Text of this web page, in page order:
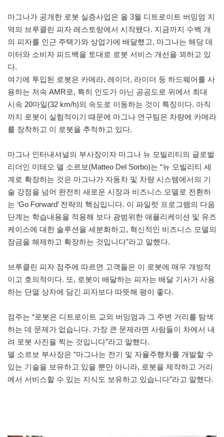
마그나가 공개한 로봇 실증사업은 올 3월 디트로이트 버밍엄 지
역의 브루클린 피자 레스토랑에서 시작됐다. 지금까지 수백 개
의 피자를 인근 주택가와 상업가에 배달했고, 마그나는 해당 데
이터와 소비자 피드백을 토대로 로봇 서비스 개선을 꾀하고 있
다.
여기에 투입된 로봇은 카메라, 레이더, 라이더 등 하드웨어를 사
용하는 저속 AMR로, 특히 인도가 아닌 공공도로 위에서 최대
시속 20마일(32 km/h)의 속도로 이동하는 것이 특징이다. 아직
까지 로봇이 실험적이기 때문에 마그나 연구팀은 차량에 카메라
를 장착하고 이 로봇을 추적하고 있다.
마그나 인터내셔널의 부사장이자 마그나 뉴 모빌리티의 글로벌
리더인 미테오 델 소르보(Matteo Del Sorbo)는 “뉴 모빌리티 세
계로 확장하는 것은 마그나가 자동차 및 차량 시스템에서의 기
술 강점을 넘어 완전히 새로운 시장과 비즈니스 모델로 전환하
는 ‘Go Forward’ 전략의 핵심입니다. 이 파일럿 프로그램의 다음
단계는 학습내용을 적용해 보다 광범위한 애플리케이션 및 유즈
케이스에 대한 솔루션을 세분화하고, 혁신적인 비즈니스 모델의
잠금을 해제하고 확장하는 것입니다”라고 말했다.
브루클린 피자 점주에 따르면 고객들은 이 로봇에 매우 개방적
이고 호의적이다. 또, 로봇이 배달하는 피자는 배달 기사가 사용
하는 단열 상자에 담긴 피자보다 따뜻해 평이 좋다.
점주는 “로봇은 디트로이트 교외 버밍엄과 그 주변 거리를 탐색
하는 데 문제가 없습니다. 가장 큰 문제라면 사람들이 차에서 내
려 로봇 사진을 찍는 것입니다”라고 말했다.
델 소르보 부사장은 “마그나는 전기 및 자율주행차를 개발할 수
있는 기술을 보유하고 있을 뿐만 아니라, 로봇을 제작하고 거리
에서 서비스할 수 있는 지식도 보유하고 있습니다”라고 말했다.